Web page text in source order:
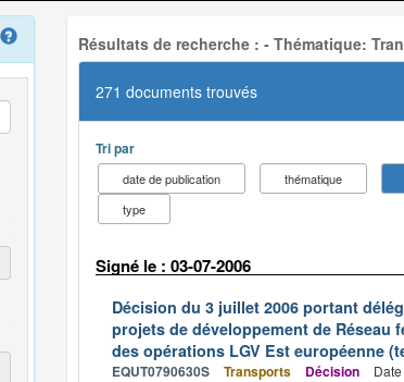
Résultats de recherche : - Thématique:
271 documents trouvés
Tri par
date de publication thématique
type
Signé le : 03-07-2006
Décision du 3 juillet 2006 portant
projets de développement de Réseau
des opérations LGV Est européenne
EQUT0790630S Transports Décision